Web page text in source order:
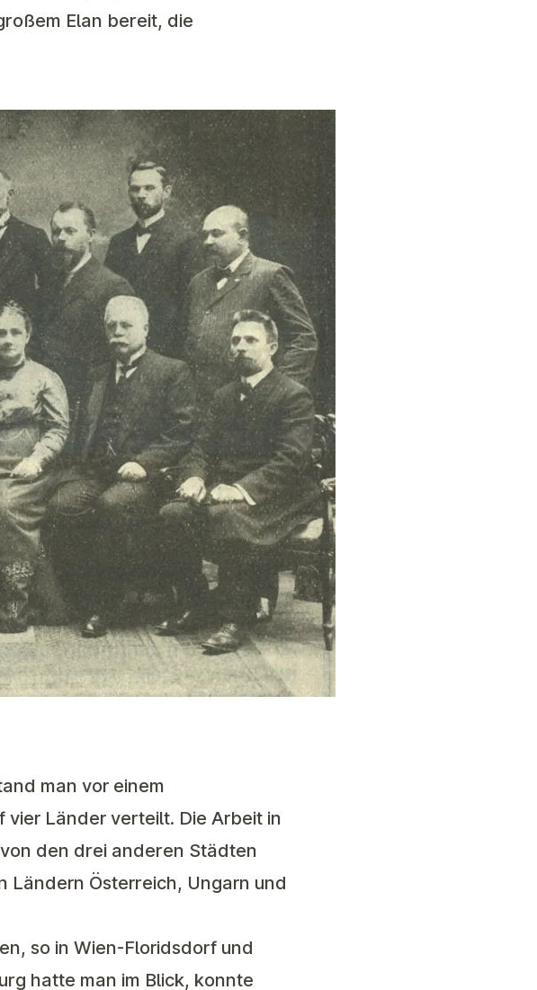
Elan bereit, die
man vor einem
vier Länder verteilt. Die Arbeit in
den drei anderen Städten
Ländern Österreich, Ungarn und
so in Wien-Floridsdorf und
hatte man im Blick, konnte